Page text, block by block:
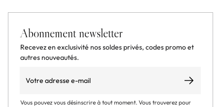
Abonnement newsletter
Recevez en exclusivité nos soldes privés, codes promo et
autres nouveautés.
S’abonner
Vous pouvez vous désinscrire à tout moment. Vous trouverez pour